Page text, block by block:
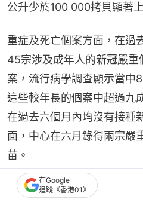
公升少於100 000拷貝顯著
重症及死亡個案方面，在過
45宗涉及成年人的新冠嚴重
案，流行病學調查顯示當中
這些較年長的個案中超過九
在過去六個月內均沒有接種
面，中心在六月錄得兩宗嚴
苗。
新冠病毒已進入新一
在Google
追蹤《香港01》